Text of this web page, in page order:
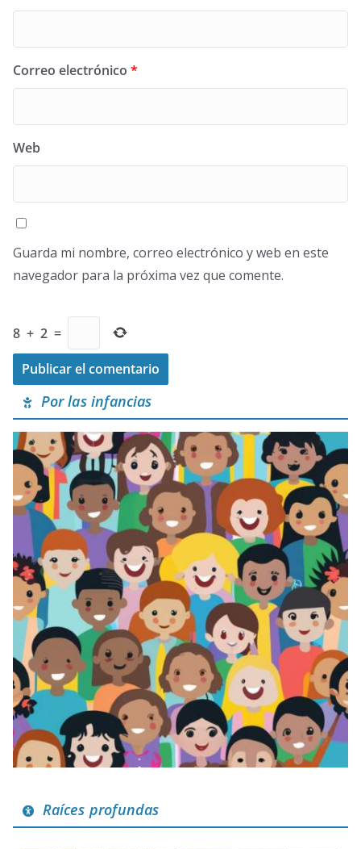
Correo electrónico *
Web
Guarda mi nombre, correo electrónico y web en este
navegador para la próxima vez que comente.
8 + 2 =
Por las infancias
Raíces profundas